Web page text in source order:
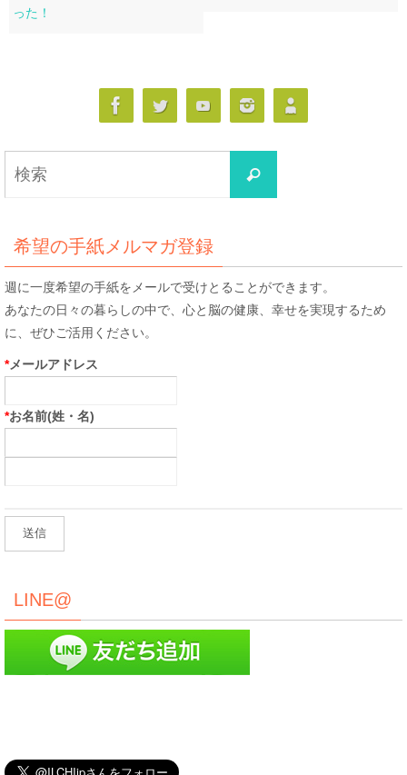
った！
検
索
希望の手紙メルマガ登録
週に一度希望の手紙をメールで受けとることができます。
あなたの日々の暮らしの中で、心と脳の健康、幸せを実現するため
に、ぜひご活用ください。
*メールアドレス
*お名前(姓・名)
LINE@